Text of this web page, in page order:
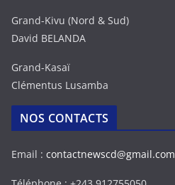
Grand-Kivu (Nord & Sud)
David BELANDA
Grand-Kasaï
Clémentus Lusamba
NOS CONTACTS
Email : contactnewscd@gmail.com